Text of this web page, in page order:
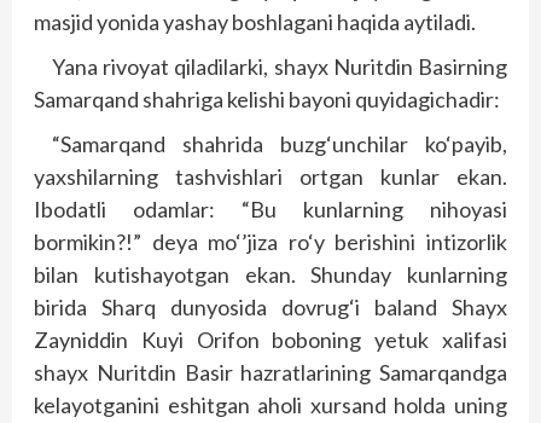
masjid yonida yashay boshlagani haqida aytiladi.
Yana rivoyat qiladilarki, shayx Nuritdin Basirning
Samarqand shahriga kelishi bayoni quyidagichadir:
“Samarqand shahrida buzg‘unchilar ko‘payib,
yaxshilarning tashvishlari ortgan kunlar ekan.
Ibodatli odamlar: “Bu kunlarning nihoyasi
bormikin?!” deya mo‘’jiza ro‘y berishini intizorlik
bilan kutishayotgan ekan. Shunday kunlarning
birida Sharq dunyo­sida dovrug‘i baland Shayx
Zayniddin Kuyi Orifon boboning yetuk xalifasi
shayx Nuritdin Basir hazratlarining Samarqandga
kelayotganini eshitgan aholi xursand holda uning